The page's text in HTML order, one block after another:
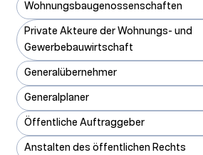
Wohnungsbaugenossenschaften
Private Akteure der Wohnungs- und
Gewerbebauwirtschaft
Generalübernehmer
Generalplaner
Öffentliche Auftraggeber
Anstalten des öffentlichen Rechts